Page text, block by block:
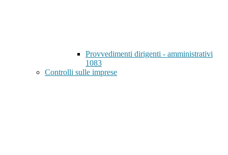
Provvedimenti dirigenti - amministrativi
1083
Controlli sulle imprese